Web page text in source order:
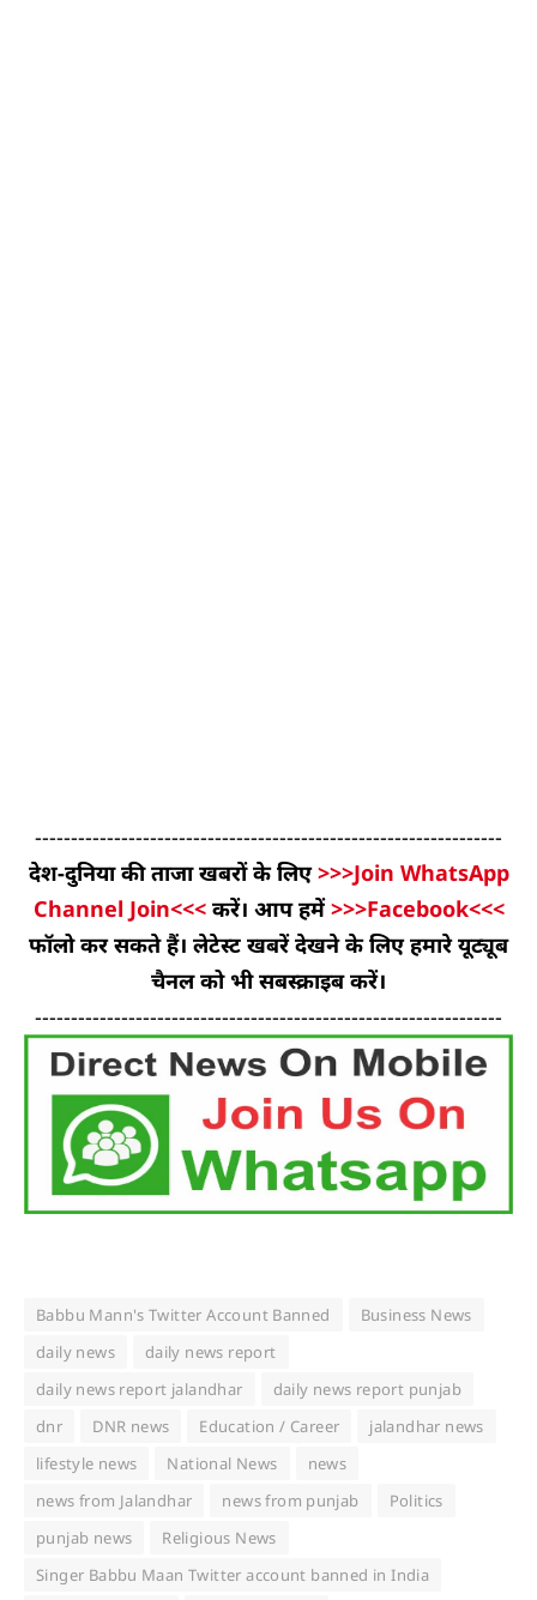
-----------------------------------------------------------------
देश-दुनिया की ताजा खबरों के लिए>>>Join WhatsApp
Channel Join<<< करें। आप हमें>>>Facebook<<<
फॉलो कर सकते हैं। लेटेस्ट खबरें देखने के लिए हमारे यूट्यूब
चैनल को भी सबस्क्राइब करें।
-----------------------------------------------------------------
Babbu Mann's Twitter Account Banned
Business News
daily news
daily news report
daily news report jalandhar
daily news report punjab
dnr
DNR news Education / Career
jalandhar news
lifestyle news
National News
news
news from Jalandhar
news from punjab
Politics
punjab news
Religious News
Singer Babbu Maan Twitter account banned in India